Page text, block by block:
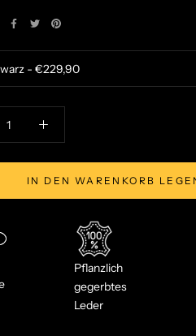
IN DEN WARENKORB
Pflanzlich
gegerbtes
Leder